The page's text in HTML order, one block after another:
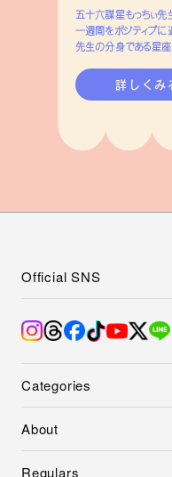
五十六謀星もっちぃ先
一週間をポジティブに
先生の分身である星座
詳しくみ
Categories
About
Regulars
Official SNS